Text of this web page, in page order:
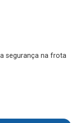
segurança na frota